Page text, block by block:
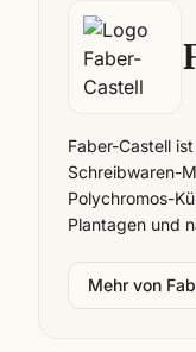
Faber-Castell
Schreibwaren-
Polychromos-
Plantagen und
Mehr von